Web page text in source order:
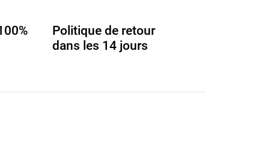
Politique de retour
dans les 14 jours